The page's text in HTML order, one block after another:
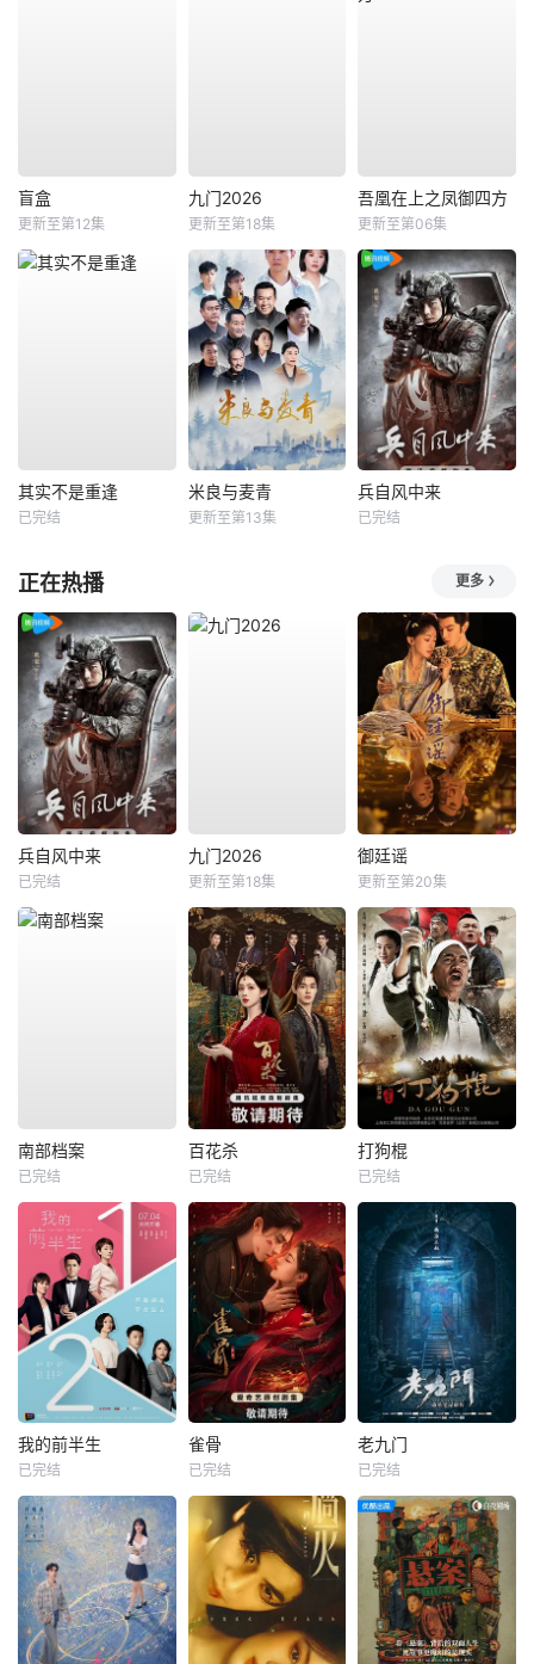
盲盒
更新至第12集
九门2026
更新至第18集
吾凰在上之凤御四方
更新至第06集
其实不是重逢
已完结
米良与麦青
更新至第13集
兵自风中来
已完结
正在热播 更多
兵自风中来
已完结
九门2026
更新至第18集
御廷谣
更新至第20集
南部档案
已完结
百花杀
已完结
打狗棍
已完结
我的前半生
已完结
雀骨
已完结
老九门
已完结